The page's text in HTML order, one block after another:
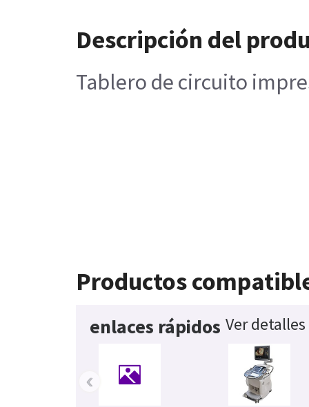
Descripción del
Tablero de circuito
Productos
enlaces rápidos Ver
‹